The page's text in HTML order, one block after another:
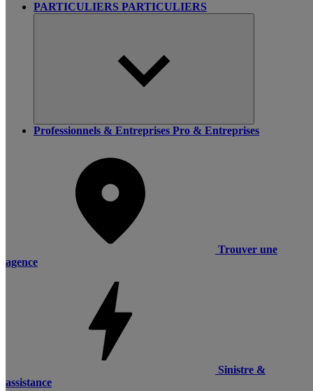
PARTICULIERS PARTICULIERS
Professionnels & Entreprises Pro & Entreprises
Trouver une
agence
Sinistre &
assistance